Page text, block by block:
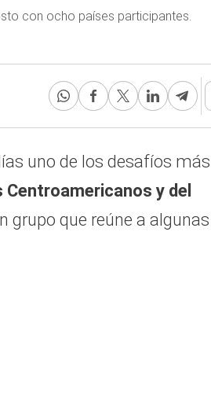
con ocho países participantes.
uno de los desafíos más
y del
grupo que reúne a